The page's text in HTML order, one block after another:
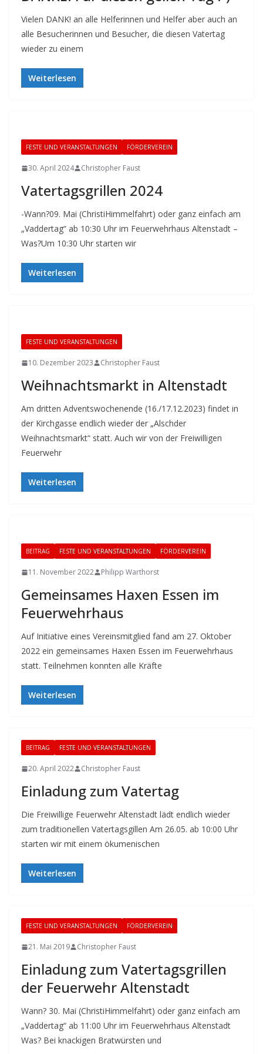
Vielen DANK! an alle Helferinnen und Helfer aber auch an
alle Besucherinnen und Besucher, die diesen Vatertag
wieder zu einem
Weiterlesen
FESTE UND VERANSTALTUNGEN FÖRDERVEREIN
30. April 2024 Christopher Faust
Vatertagsgrillen 2024
-Wann?09. Mai (ChristiHimmelfahrt) oder ganz einfach am
„Vaddertag“ ab 10:30 Uhr im Feuerwehrhaus Altenstadt –
Was?Um 10:30 Uhr starten wir
Weiterlesen
FESTE UND VERANSTALTUNGEN
10. Dezember 2023 Christopher Faust
Weihnachtsmarkt in Altenstadt
Am dritten Adventswochenende (16./17.12.2023) findet in
der Kirchgasse endlich wieder der „Alschder
Weihnachtsmarkt“ statt. Auch wir von der Freiwilligen
Feuerwehr
Weiterlesen
BEITRAG FESTE UND VERANSTALTUNGEN FÖRDERVEREIN
11. November 2022 Philipp Warthorst
Gemeinsames Haxen Essen im
Feuerwehrhaus
Auf Initiative eines Vereinsmitglied fand am 27. Oktober
2022 ein gemeinsames Haxen Essen im Feuerwehrhaus
statt. Teilnehmen konnten alle Kräfte
Weiterlesen
BEITRAG FESTE UND VERANSTALTUNGEN
20. April 2022 Christopher Faust
Einladung zum Vatertag
Die Freiwillige Feuerwehr Altenstadt lädt endlich wieder
zum traditionellen Vatertagsgillen Am 26.05. ab 10:00 Uhr
starten wir mit einem ökumenischen
Weiterlesen
FESTE UND VERANSTALTUNGEN FÖRDERVEREIN
21. Mai 2019 Christopher Faust
Einladung zum Vatertagsgrillen
der Feuerwehr Altenstadt
Wann? 30. Mai (ChristiHimmelfahrt) oder ganz einfach am
„Vaddertag“ ab 11:00 Uhr im Feuerwehrhaus Altenstadt
Was? Bei knackigen Bratwürsten und